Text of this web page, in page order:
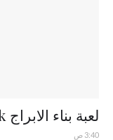
لعبة بناء الابراج Tower Stack
3:40 ص